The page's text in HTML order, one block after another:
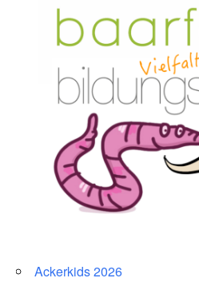
Ackerkids 2026